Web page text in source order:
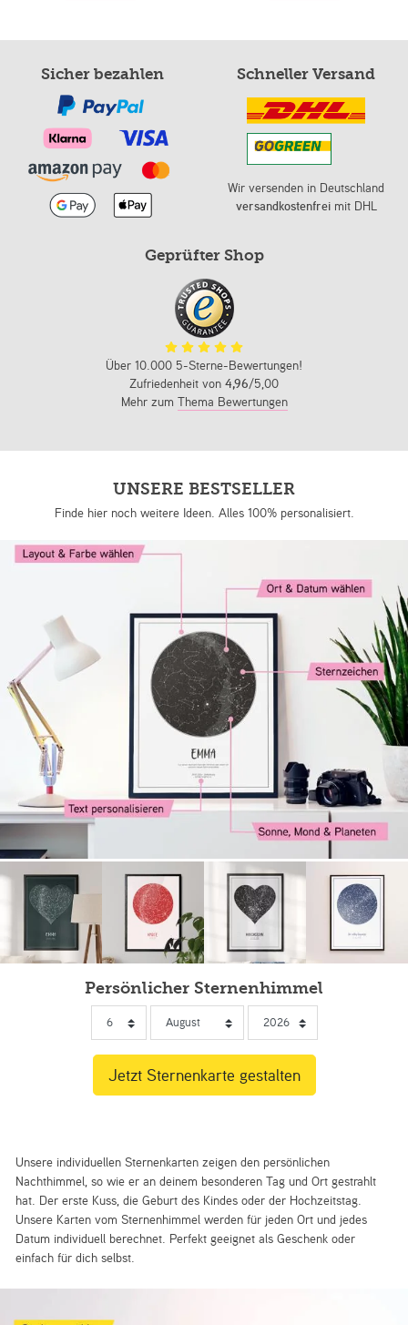
Sicher bezahlen Schneller Versand
Wir versenden in Deutschland
versandkostenfreimit DHL
Geprüfter Shop
Über 10.000 5-Sterne-Bewertungen!
Zufriedenheit von 4,96/5,00
Mehr zum Thema Bewertungen
UNSERE BESTSELLER
Finde hier noch weitere Ideen. Alles 100% personalisiert.
Persönlicher Sternenhimmel
Unsere individuellen Sternenkarten zeigen den persönlichen
Nachthimmel, so wie er an deinem besonderen Tag und Ort gestrahlt
hat. Der erste Kuss, die Geburt des Kindes oder der Hochzeitstag.
Unsere Karten vom Sternenhimmel werden für jeden Ort und jedes
Datum individuell berechnet. Perfekt geeignet als Geschenk oder
einfach für dich selbst.